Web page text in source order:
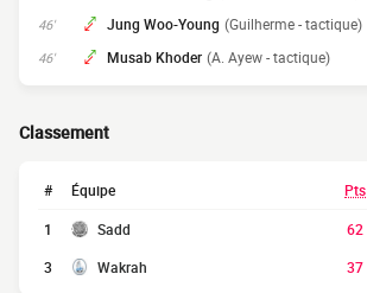
46' Jung Woo-Young (Guilherme - tactique)
46' Musab Khoder (A. Ayew - tactique)
Classement
# Équipe Pts
1 Sadd 62
3
Wakrah 37